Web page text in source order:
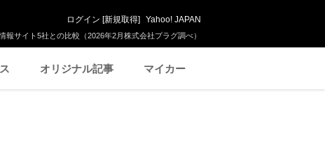
サイト5社との比較（2026年2月株式会社プラグ調べ）
ログイン [新規取得] Yahoo! JAPAN
オリジナル記事 マイカー